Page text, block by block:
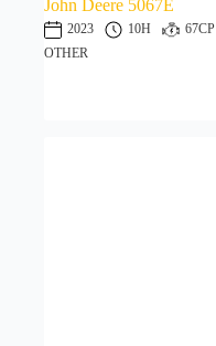
John Deere 5067E
2023 10H
67CP
OTHER